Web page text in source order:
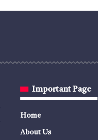
Important Page
Home
About Us